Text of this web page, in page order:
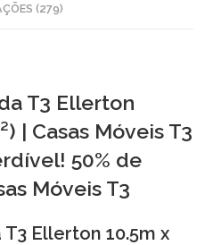
(279)
T3 Ellerton
| Casas Móveis T3
50% de
Móveis T3
Ellerton 10.5m x